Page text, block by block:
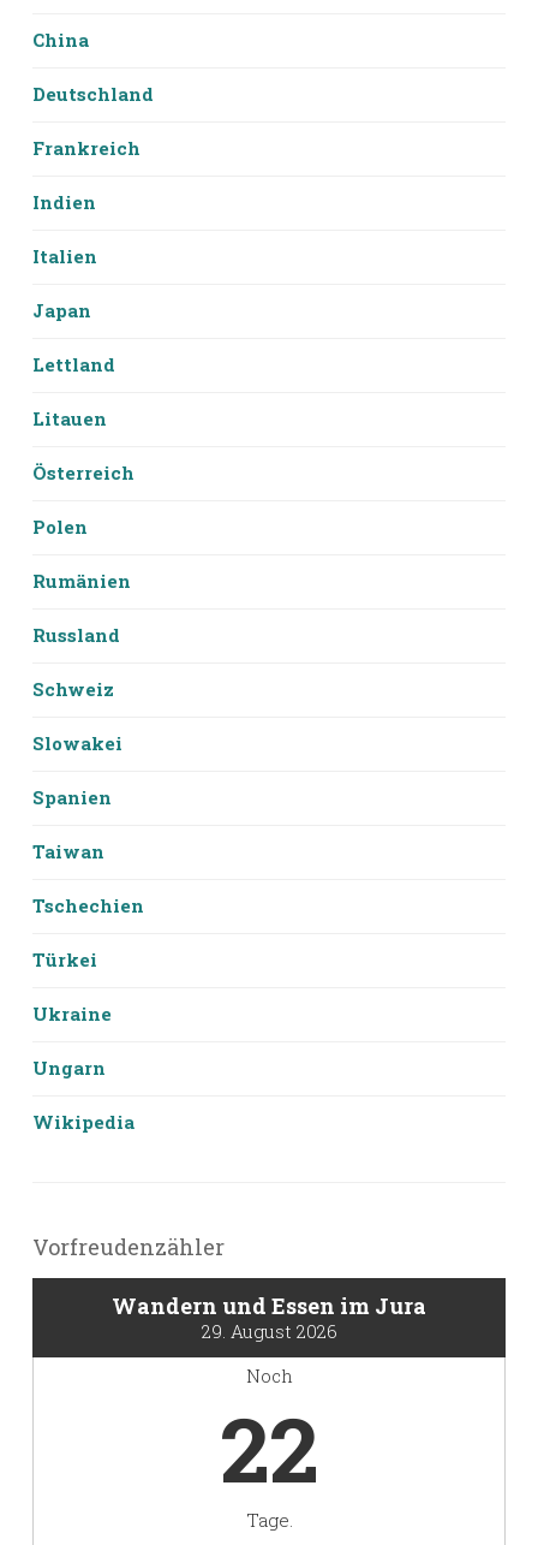
China
Deutschland
Frankreich
Indien
Italien
Japan
Lettland
Litauen
Österreich
Polen
Rumänien
Russland
Schweiz
Slowakei
Spanien
Taiwan
Tschechien
Türkei
Ukraine
Ungarn
Wikipedia
Vorfreudenzähler
Wandern und Essen im Jura
29. August 2026
Noch
22
Tage.